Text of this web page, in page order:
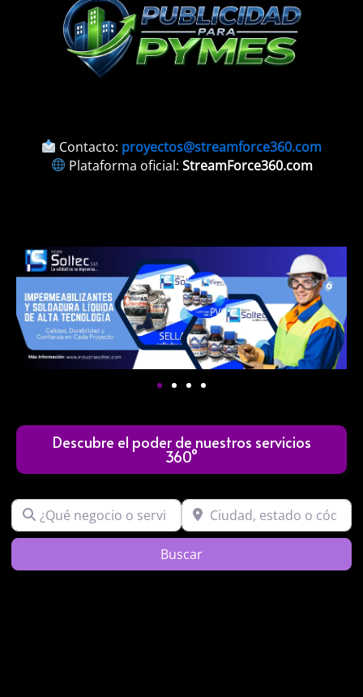
Contacto: proyectos@streamforce360.com
Plataforma oficial: StreamForce360.com
Descubre el poder de nuestros servicios
360°
¿Qué negocio o servicio buscas?Ciudad, estado o código
BuscarSearch